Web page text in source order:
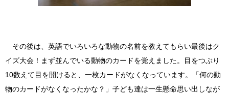
その後は、英語でいろいろな動物の名前を教えてもらい最後はク
イズ大会！まず並んでいる動物のカードを覚えました。目をつぶり
10数えて目を開けると、一枚カードがなくなっています。「何の動
物のカードがなくなったかな？」子ども達は一生懸命思い出しなが